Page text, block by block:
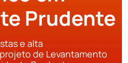
Prudente
e alta
de Levantamento